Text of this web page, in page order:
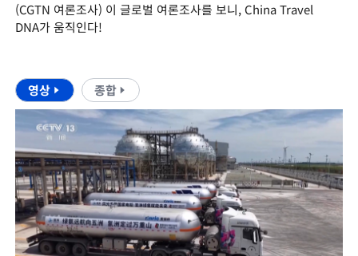
(CGTN 여론조사) 이 글로벌 여론조사를 보니, China Travel
DNA가 움직인다!
영상 종합